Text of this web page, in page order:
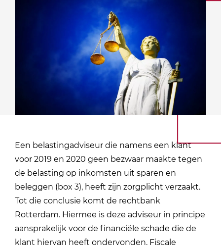
Een belastingadviseur die namens een klant
voor 2019 en 2020 geen bezwaar maakte tegen
de belasting op inkomsten uit sparen en
beleggen (box 3), heeft zijn zorgplicht verzaakt.
Tot die conclusie komt de rechtbank
Rotterdam. Hiermee is deze adviseur in principe
aansprakelijk voor de financiële schade die de
klant hiervan heeft ondervonden. Fiscale